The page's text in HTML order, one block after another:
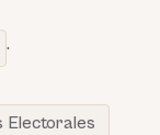
·
Electorales